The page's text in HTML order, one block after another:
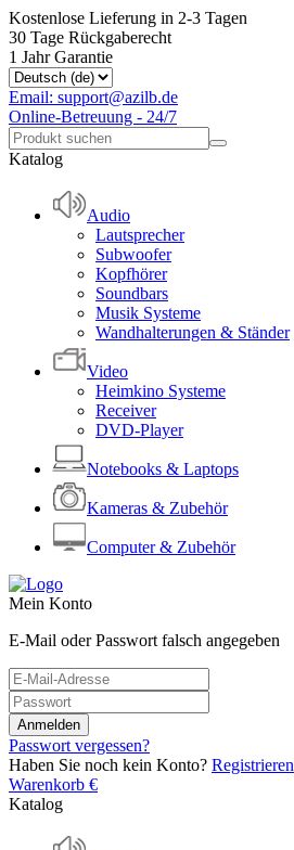
Kostenlose Lieferung in 2-3 Tagen
30 Tage Rückgaberecht
1 Jahr Garantie
Email: support@azilb.de
Online-Betreuung - 24/7
Katalog
Audio
Lautsprecher
Subwoofer
Kopfhörer
Soundbars
Musik Systeme
Wandhalterungen & Ständer
Video
Heimkino Systeme
Receiver
DVD-Player
Notebooks & Laptops
Kameras & Zubehör
Computer & Zubehör
Mein Konto
E-Mail oder Passwort falsch angegeben
Passwort vergessen?
Haben Sie noch kein Konto? Registrieren
Warenkorb €
Katalog